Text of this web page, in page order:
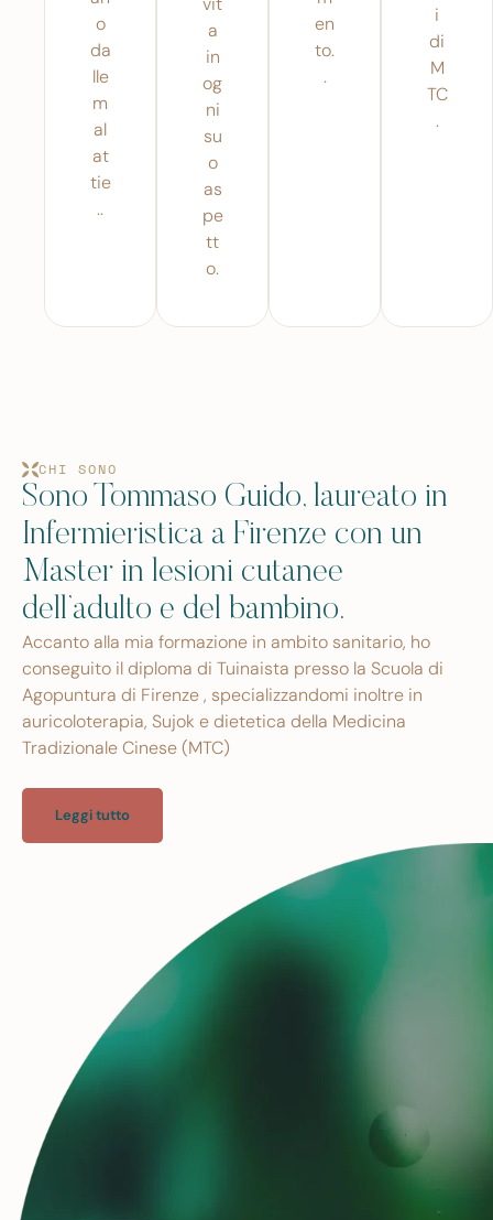
o
da
lle
m
al
at
tie
..
a
in
og
ni
su
o
as
pe
tt
o.
en
to.
.
i
di
M
TC
.
CHI SONO
Sono Tommaso Guido, laureato in
Infermieristica a Firenze con un
Master in lesioni cutanee
dell’adulto e del bambino.
Accanto alla mia formazione in ambito sanitario, ho
conseguito il diploma di Tuinaista presso la Scuola di
Agopuntura di Firenze , specializzandomi inoltre in
auricoloterapia, Sujok e dietetica della Medicina
Tradizionale Cinese (MTC)
Leggi tutto